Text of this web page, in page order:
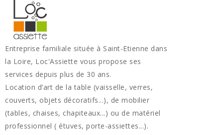
Entreprise familiale située à Saint-Etienne dans
la Loire, Loc'Assiette vous propose ses
services depuis plus de 30 ans.
Location d’art de la table (vaisselle, verres,
couverts, objets décoratifs...), de mobilier
(tables, chaises, chapiteaux...) ou de matériel
professionnel ( étuves, porte-assiettes...).